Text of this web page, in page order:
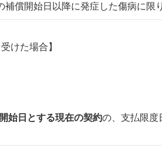
償開始日以降に発症した傷病に限
けた場合】
始日とする現在の契約の、支払限度